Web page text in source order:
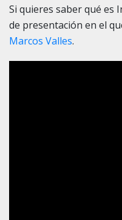
Si quieres saber qué es
de presentación en el
Marcos Valles.